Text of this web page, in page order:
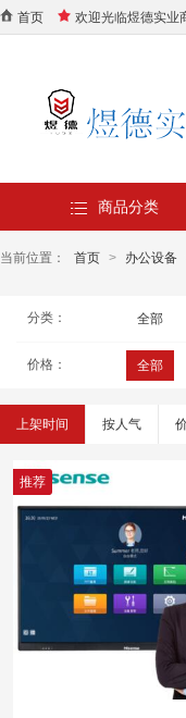
首页 欢迎光临煜德实业
商品分类
当前位置： 首页 > 办公设备
分类： 全部
价格： 全部
上架时间 按人气
推荐